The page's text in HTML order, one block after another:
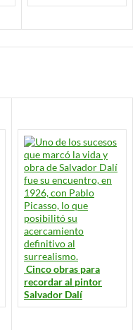
Cinco obras para
recordar al pintor
Salvador Dalí